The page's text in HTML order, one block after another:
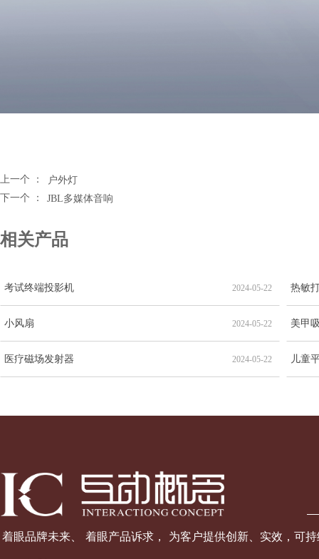
户外灯
上一个 ：
JBL多媒体音响
下一个 ：
相关产品
考试终端投影机 2024-05-22 热敏
小风扇 2024-05-22 美甲
医疗磁场发射器 2024-05-22 儿童
着眼品牌未来、 着眼产品诉求， 为客户提供创新、实效，可